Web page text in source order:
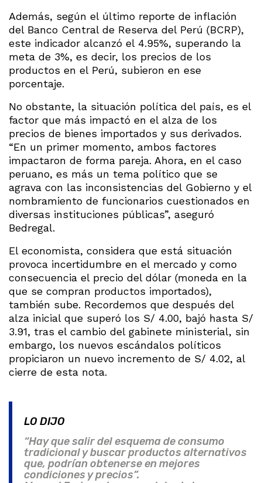
Además, según el último reporte de inflación
del Banco Central de Reserva del Perú (BCRP),
este indicador alcanzó el 4.95%, superando la
meta de 3%, es decir, los precios de los
productos en el Perú, subieron en ese
porcentaje.
No obstante, la situación política del país, es el
factor que más impactó en el alza de los
precios de bienes importados y sus derivados.
“En un primer momento, ambos factores
impactaron de forma pareja. Ahora, en el caso
peruano, es más un tema político que se
agrava con las inconsistencias del Gobierno y el
nombramiento de funcionarios cuestionados en
diversas instituciones públicas”, aseguró
Bedregal.
El economista, considera que está situación
provoca incertidumbre en el mercado y como
consecuencia el precio del dólar (moneda en la
que se compran productos importados),
también sube. Recordemos que después del
alza inicial que superó los S/ 4.00, bajó hasta S/
3.91, tras el cambio del gabinete ministerial, sin
embargo, los nuevos escándalos políticos
propiciaron un nuevo incremento de S/ 4.02, al
cierre de esta nota.
LO DIJO
“Hay que salir del esquema de consumo
tradicional y buscar productos alternativos
que, podrían obtenerse en mejores
condiciones y precios”.